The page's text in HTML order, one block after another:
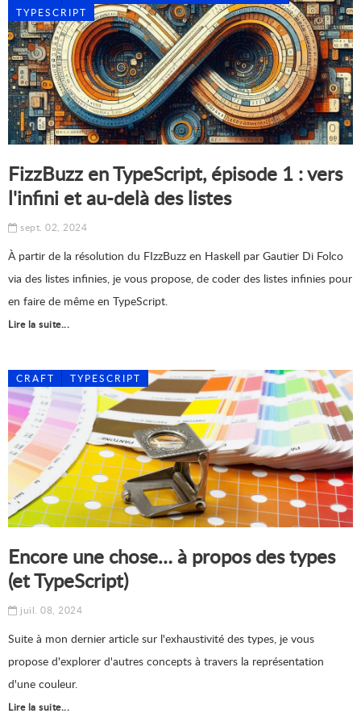
TYPESCRIPT
FizzBuzz en TypeScript, épisode 1 : vers
l'infini et au-delà des listes
sept. 02, 2024
À partir de la résolution du FIzzBuzz en Haskell par Gautier Di Folco
via des listes infinies, je vous propose, de coder des listes infinies pour
en faire de même en TypeScript.
Lire la suite...
CRAFT TYPESCRIPT
Encore une chose… à propos des types
(et TypeScript)
juil. 08, 2024
Suite à mon dernier article sur l'exhaustivité des types, je vous
propose d'explorer d'autres concepts à travers la représentation
d'une couleur.
Lire la suite...